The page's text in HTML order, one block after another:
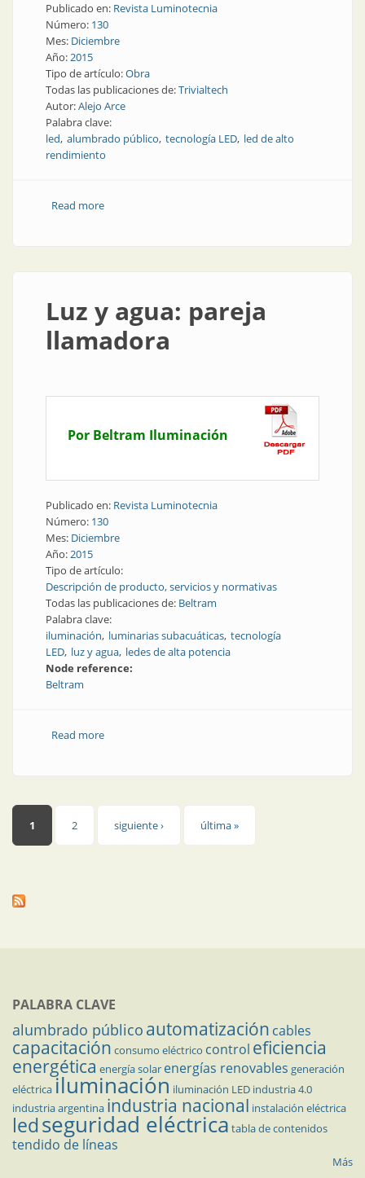
Publicado en: Revista Luminotecnia
Número: 130
Mes: Diciembre
Año:2015
Tipo de artículo:Obra
Todas las publicaciones de:Trivialtech
Autor:Alejo Arce
Palabra clave:
led alumbrado público tecnología LED led de alto
rendimiento
Read moreabout Obra | Renovación del alumbrado público con
Luz y agua: pareja
llamadora
Por Beltram Iluminación
Publicado en: Revista Luminotecnia
Número: 130
Mes: Diciembre
Año:2015
Tipo de artículo:
Descripción de producto, servicios y normativas
Todas las publicaciones de: Beltram
Palabra clave:
iluminación luminarias subacuáticas tecnología
LED luz y agua ledes de alta potencia
Node reference:
Beltram
Read moreabout Luz y agua: pareja llamadora
Páginas
1 2 siguiente › última »
PALABRA CLAVE
alumbrado público automatización cables
capacitación consumo eléctrico control eficiencia
energética energía solar energías renovables generación
eléctricailuminación iluminación LED industria 4.0
industria argentina industria nacional instalación eléctrica
ledseguridad eléctrica tabla de contenidos
tendido de líneas
Más